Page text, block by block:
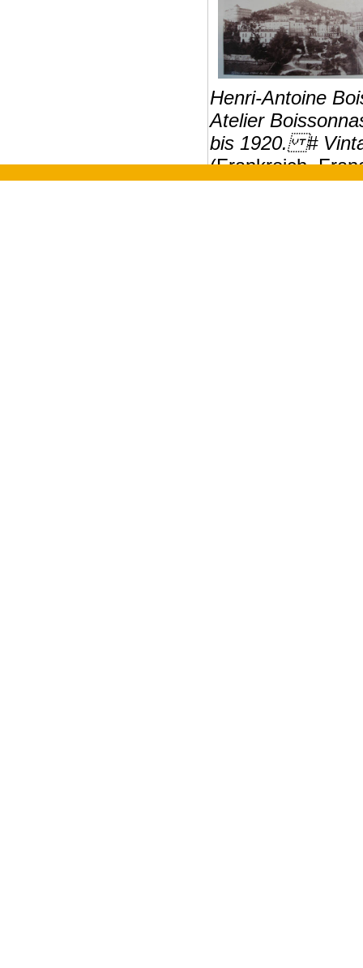
Henri-Antoine
Atelier
bis 1920. #
(Frankreich,